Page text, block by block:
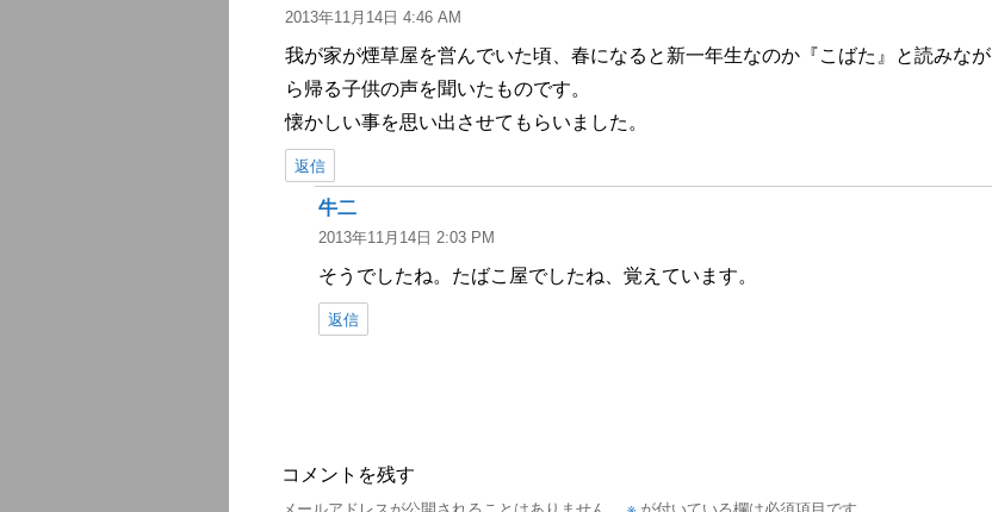
り:
2013年11月14日 4:46 AM
我が家が煙草屋を営んでいた頃、春になると新一年生なのか『こばた』と読みなが
ら帰る子供の声を聞いたものです。
懐かしい事を思い出させてもらいました。
返信
牛二よ
り:
2013年11月14日 2:03 PM
そうでしたね。たばこ屋でしたね、覚えています。
返信
コメントを残す